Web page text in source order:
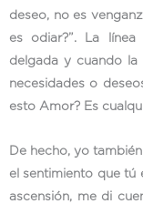
deseo, no es
es odiar?”. La
delgada y cuando la
necesidades o
esto Amor? Es
De hecho, yo
el sentimiento que tú
ascensión, me di